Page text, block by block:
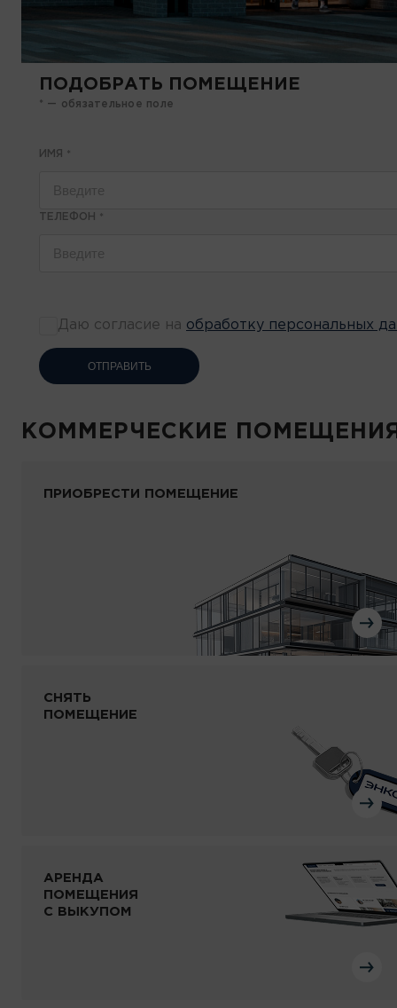
ПОДОБРАТЬ ПОМЕЩЕНИЕ
* — обязательное поле
ИМЯ *
ТЕЛЕФОН *
Даю согласие на обработку персональных
ОТПРАВИТЬ
КОММЕРЧЕСКИЕ
ПРИОБРЕСТИ ПОМЕЩЕНИЕ
СНЯТЬ
ПОМЕЩЕНИЕ
АРЕНДА
ПОМЕЩЕНИЯ
С ВЫКУПОМ